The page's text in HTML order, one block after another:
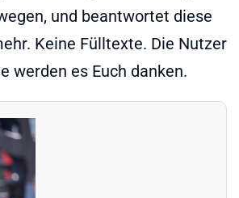
und beantwortet diese
Keine Fülltexte. Die Nutzer
werden es Euch danken.